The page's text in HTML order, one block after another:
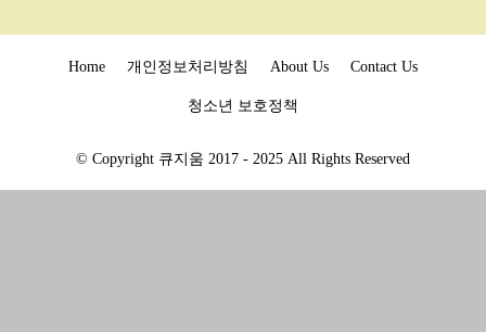
Home 개인정보처리방침 About Us Contact Us
청소년 보호정책
© Copyright 큐지움 2017 - 2025 All Rights Reserved